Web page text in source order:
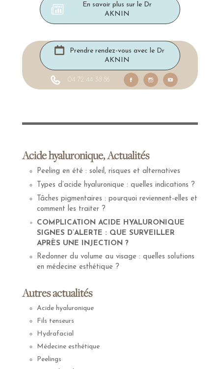
En savoir plus sur le Dr
AKNIN
Prendre rendez-vous avec le Dr
AKNIN
04 72 44 38 86
Acide hyaluronique, Actualités
Peeling en été : soleil, risques et alternatives
Types d’acide hyaluronique : quelles indications ?
Tâches pigmentaires : pourquoi reviennent-elles et
comment les traiter ?
COMPLICATION ACIDE HYALURONIQUE
SIGNES D’ALERTE : QUE SURVEILLER
APRÈS UNE INJECTION ?
Redonner du volume au visage : quelles solutions
en médecine esthétique ?
Autres actualités
Acide hyaluronique
Fils tenseurs
Hydrafacial
Médecine esthétique
Peelings